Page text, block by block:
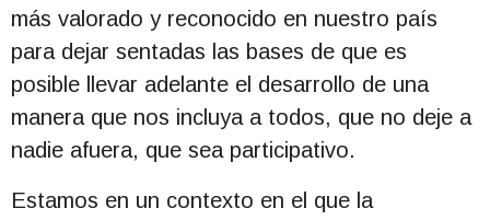
más valorado y reconocido en nuestro país
para dejar sentadas las bases de que es
posible llevar adelante el desarrollo de una
manera que nos incluya a todos, que no deje a
nadie afuera, que sea participativo.
Estamos en un contexto en el que la